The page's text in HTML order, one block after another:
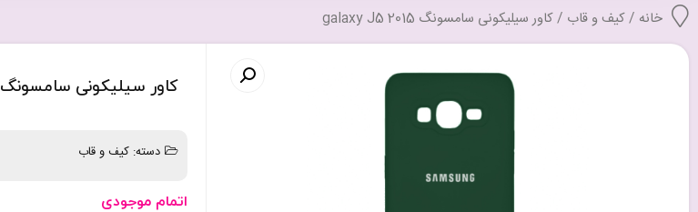
خانه /کیف و قاب / کاور سیلیکونی سامسونگ galaxy J5 2015
کاور سیلیکونی سامسونگ galaxy J5 2015
دسته: کیف و قاب
اتمام موجودی